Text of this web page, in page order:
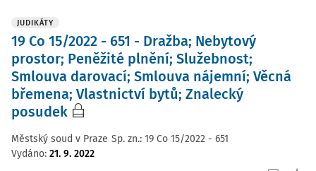
JUDIKÁTY
19 Co 15/2022 - 651 - Dražba; Nebytový
prostor; Peněžité plnění; Služebnost;
Smlouva darovací; Smlouva nájemní; Věcná
břemena; Vlastnictví bytů; Znalecký
posudek
Městský soud v Praze Sp. zn.: 19 Co 15/2022 - 651
Vydáno: 21. 9. 2022